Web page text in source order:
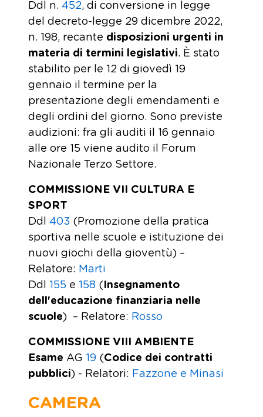
Ddl n. 452, di conversione in legge
del decreto-legge 29 dicembre 2022,
n. 198, recante disposizioni urgenti in
materia di termini legislativi. È stato
stabilito per le 12 di giovedì 19
gennaio il termine per la
presentazione degli emendamenti e
degli ordini del giorno. Sono previste
audizioni: fra gli auditi il 16 gennaio
alle ore 15 viene audito il Forum
Nazionale Terzo Settore.
COMMISSIONE VII CULTURA E
SPORT
Ddl 403 (Promozione della pratica
sportiva nelle scuole e istituzione dei
nuovi giochi della gioventù) –
Relatore: Marti
Ddl 155 e 158 ( Insegnamento
dell'educazione finanziaria nelle
scuole) – Relatore: Rosso
COMMISSIONE VIII AMBIENTE
Esame AG 19 (Codice dei contratti
pubblici) - Relatori: Fazzone e Minasi
CAMERA